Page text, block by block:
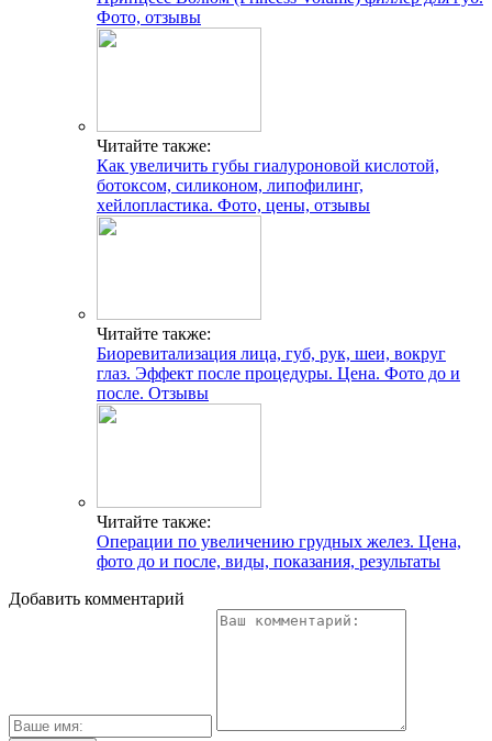
Фото, отзывы
Читайте также:
Как увеличить губы гиалуроновой кислотой,
ботоксом, силиконом, липофилинг,
хейлопластика. Фото, цены, отзывы
Читайте также:
Биоревитализация лица, губ, рук, шеи, вокруг
глаз. Эффект после процедуры. Цена. Фото до и
после. Отзывы
Читайте также:
Операции по увеличению грудных желез. Цена,
фото до и после, виды, показания, результаты
Добавить комментарий